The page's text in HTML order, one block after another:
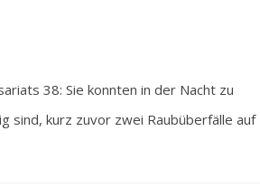
38: Sie konnten in der Nacht zu
sind, kurz zuvor zwei Raubüberfälle auf